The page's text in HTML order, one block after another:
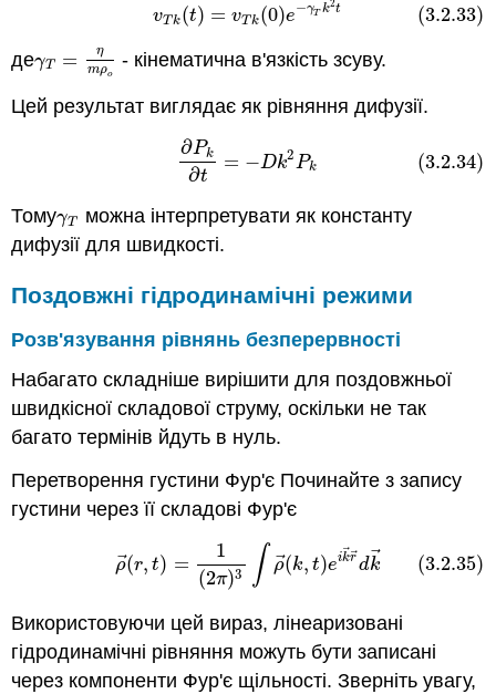
vTk(t) = vTk(0)e−γT k2t (3.2.33)
(3.2.33)vT k( )=v Tk(0)e−γT
деγT =
η
mρo
γT =η mρo - кінематична в'язкість зсуву.
Цей результат виглядає як рівняння дифузії.
∂Pk
∂t
= −Dk2Pk (3.2.34)
(3.2.34) t=−Dk
ТомуγT
γT можна інтерпретувати як константу
дифузії для швидкості.
Поздовжні гідродинамічні режими
Розв'язування рівнянь безперервності
Набагато складніше вирішити для поздовжньої
швидкісної складової струму, оскільки не так
багато термінів йдуть в нуль.
Перетворення густини Фур'є Починайте з запису
густини через її складові Фур'є
ρ⃗
(r, t) =
1
(2π)3 ∫ ρ⃗
(k, t)eik⃗r⃗
dk⃗ (3.2.35)
(3.2.35)ρ (r 2 ∫ρ →( t) eik→r→ k→
Використовуючи цей вираз, лінеаризовані
гідродинамічні рівняння можуть бути записані
через компоненти Фур'є щільності. Зверніть увагу,